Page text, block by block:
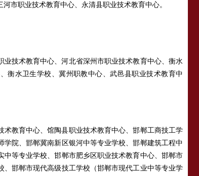
市职业技术教育中心、永清县职业技术教育中心。
技术教育中心、河北省深州市职业技术教育中心、衡水
衡水卫生学校、冀州职教中心、武邑县职业技术教育中
教育中心、馆陶县职业技术教育中心、邯郸工商技工学
院、邯郸冀南新区银河中等专业学校、邯郸建筑工程中
等专业学校、邯郸市肥乡区职业技术教育中心、邯郸市
邯郸市现代高级技工学校（邯郸市现代工业中等专业学